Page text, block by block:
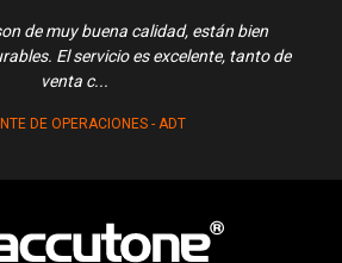
de muy buena calidad, están bien
El servicio es excelente, tanto de
venta c...
DE OPERACIONES - ADT